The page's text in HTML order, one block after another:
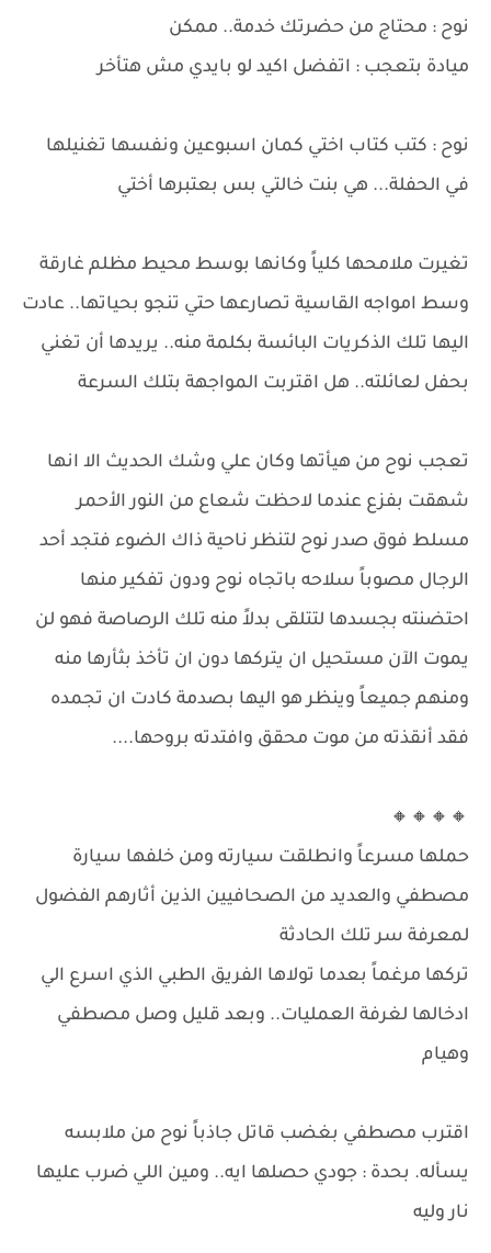
نوح : محتاج من حضرتك خدمة.. ممكن
ميادة بتعجب : اتفضل اكيد لو بايدي مش هتأخر
نوح : كتب كتاب اختي كمان اسبوعين ونفسها تغنيلها
في الحفلة... هي بنت خالتي بس بعتبرها أختي
تغيرت ملامحها كلياً وكانها بوسط محيط مظلم غارقة
وسط امواجه القاسية تصارعها حتي تنجو بحياتها.. عادت
اليها تلك الذكريات البائسة بكلمة منه.. يريدها أن تغني
بحفل لعائلته.. هل اقتربت المواجهة بتلك السرعة
تعجب نوح من هيأتها وكان علي وشك الحديث الا انها
شهقت بفزع عندما لاحظت شعاع من النور الأحمر
مسلط فوق صدر نوح لتنظر ناحية ذاك الضوء فتجد أحد
الرجال مصوباً سلاحه باتجاه نوح ودون تفكير منها
احتضنته بجسدها لتتلقى بدلاً منه تلك الرصاصة فهو لن
يموت الآن مستحيل ان يتركها دون ان تأخذ بثأرها منه
ومنهم جميعاً وينظر هو اليها بصدمة كادت ان تجمده
فقد أنقذته من موت محقق وافتدته بروحها....
🔸🔸🔸🔸
حملها مسرعاً وانطلقت سيارته ومن خلفها سيارة
مصطفي والعديد من الصحافيين الذين أثارهم الفضول
لمعرفة سر تلك الحادثة
تركها مرغماً بعدما تولاها الفريق الطبي الذي اسرع الي
ادخالها لغرفة العمليات.. وبعد قليل وصل مصطفي
وهيام
اقترب مصطفي بغضب قاتل جاذباً نوح من ملابسه
يسأله. بحدة : جودي حصلها ايه.. ومين اللي ضرب عليها
نار وليه